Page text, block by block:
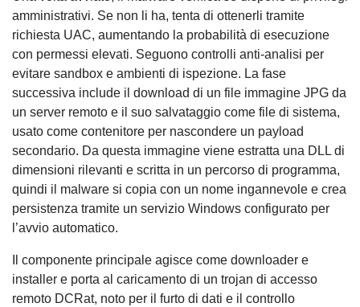
amministrativi. Se non li ha, tenta di ottenerli tramite
richiesta UAC, aumentando la probabilità di esecuzione
con permessi elevati. Seguono controlli anti-analisi per
evitare sandbox e ambienti di ispezione. La fase
successiva include il download di un file immagine JPG da
un server remoto e il suo salvataggio come file di sistema,
usato come contenitore per nascondere un payload
secondario. Da questa immagine viene estratta una DLL di
dimensioni rilevanti e scritta in un percorso di programma,
quindi il malware si copia con un nome ingannevole e crea
persistenza tramite un servizio Windows configurato per
l’avvio automatico.
Il componente principale agisce come downloader e
installer e porta al caricamento di un trojan di accesso
remoto DCRat, noto per il furto di dati e il controllo